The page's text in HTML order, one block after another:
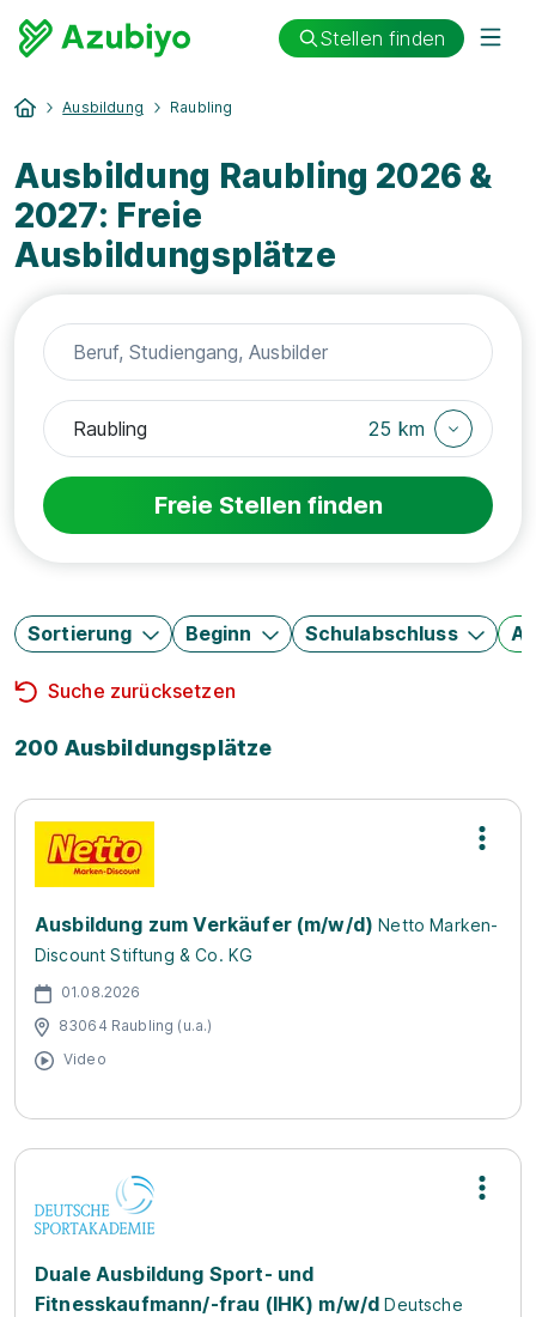
Stellen finden
Ausbildung Raubling
Ausbildung Raubling 2026 &
2027: Freie
Ausbildungsplätze
25 km
Freie Stellen finden
Sortierung Beginn Schulabschluss
Suche zurücksetzen
200 Ausbildungsplätze
Ausbildung zum Verkäufer (m/w/d) Netto Marken-
Discount Stiftung & Co. KG
01.08.2026
83064 Raubling (u.a.)
Video
Duale Ausbildung Sport- und
Fitnesskaufmann/-frau (IHK) m/w/d Deutsche